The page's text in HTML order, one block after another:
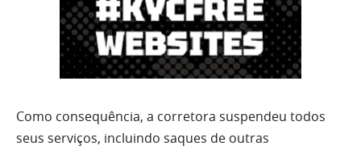
Como consequência, a corretora suspendeu todos
seus serviços, incluindo saques de outras